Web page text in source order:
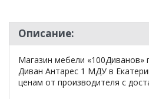
Описание:
Магазин мебели «100Диванов»
Диван Антарес 1 МДУ в
ценам от производителя с